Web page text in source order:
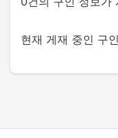
현재 게재 중인 구